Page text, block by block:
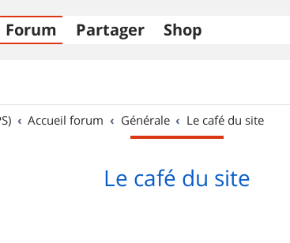
Forum Partager Shop
Accueil forum Générale Le café du site
Le café du site